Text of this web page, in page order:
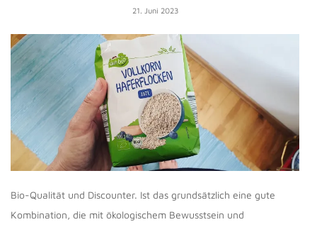
21. Juni 2023
Bio-Qualität und Discounter. Ist das grundsätzlich eine gute
Kombination, die mit ökologischem Bewusstsein und